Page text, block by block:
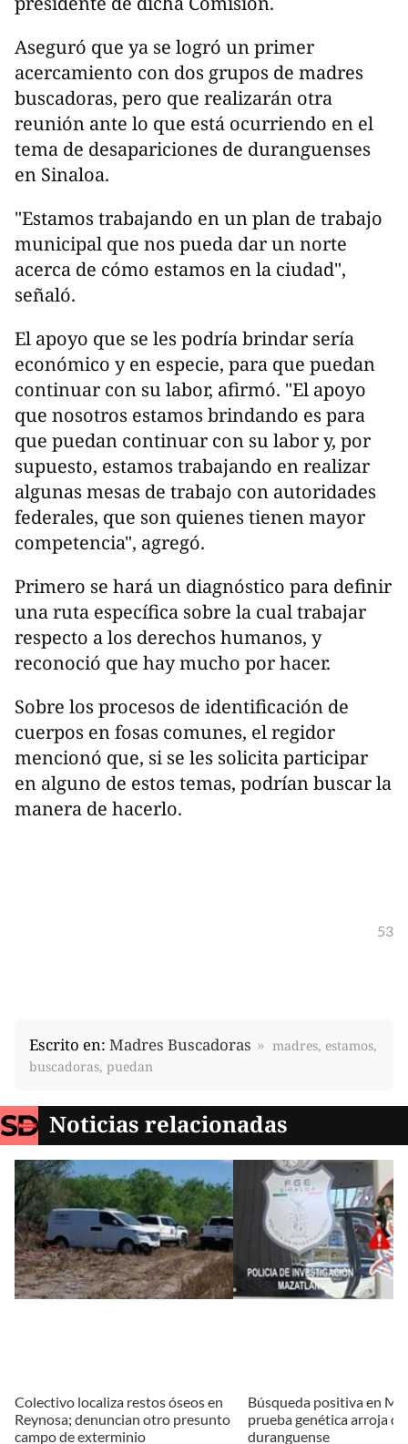
Aseguró que ya se logró un primer
acercamiento con dos grupos de madres
buscadoras, pero que realizarán otra
reunión ante lo que está ocurriendo en el
tema de desapariciones de duranguenses
en Sinaloa.
"Estamos trabajando en un plan de trabajo
municipal que nos pueda dar un norte
acerca de cómo estamos en la ciudad",
señaló.
El apoyo que se les podría brindar sería
económico y en especie, para que puedan
continuar con su labor, afirmó. "El apoyo
que nosotros estamos brindando es para
que puedan continuar con su labor y, por
supuesto, estamos trabajando en realizar
algunas mesas de trabajo con autoridades
federales, que son quienes tienen mayor
competencia", agregó.
Primero se hará un diagnóstico para definir
una ruta específica sobre la cual trabajar
respecto a los derechos humanos, y
reconoció que hay mucho por hacer.
Sobre los procesos de identificación de
cuerpos en fosas comunes, el regidor
mencionó que, si se les solicita participar
en alguno de estos temas, podrían buscar la
manera de hacerlo.
53
Escrito en: Madres Buscadoras
madres, estamos,
buscadoras, puedan
Noticias relacionadas
Colectivo localiza restos óseos en
Reynosa; denuncian otro presunto
campo de exterminio
Búsqueda positiva en
prueba genética arroja
duranguense